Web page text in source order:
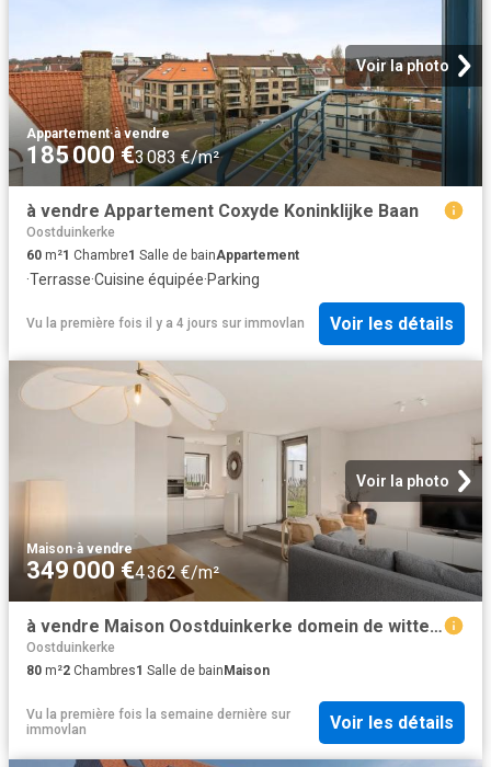
Voir la photo
Appartement·à vendre
185 000 €3 083 €/m²
à vendre Appartement Coxyde Koninklijke Baan
Oostduinkerke
60 m²1 Chambre1 Salle de bainAppartement
·Terrasse·Cuisine équipée·Parking
Vu la première fois il y a 4 jours sur immovlan Voir les détails
Voir la photo
Maison·à vendre
349 000 €4 362 €/m²
à vendre Maison Oostduinkerke domein de witte oase
Oostduinkerke
80 m²2 Chambres1 Salle de bain Maison
Vu la première fois la semaine dernière sur
immovlan
Voir les détails